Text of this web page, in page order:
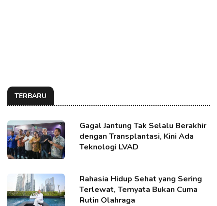
TERBARU
Gagal Jantung Tak Selalu Berakhir
dengan Transplantasi, Kini Ada
Teknologi LVAD
Rahasia Hidup Sehat yang Sering
Terlewat, Ternyata Bukan Cuma
Rutin Olahraga